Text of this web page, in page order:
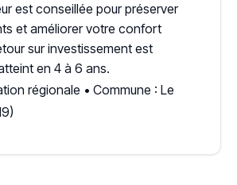
est conseillée pour préserver
et améliorer votre confort
sur investissement est
en 4 à 6 ans.
régionale • Commune : Le